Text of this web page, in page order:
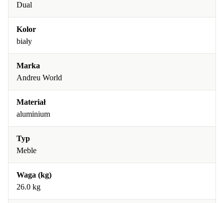
Dual
Kolor
biały
Marka
Andreu World
Materiał
aluminium
Typ
Meble
Waga (kg)
26.0 kg